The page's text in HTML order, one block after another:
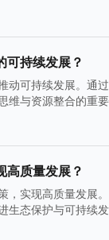
可持续发展？
动可持续发展。通
维与资源整合的重
高质量发展？
，实现高质量发展
生态保护与可持续